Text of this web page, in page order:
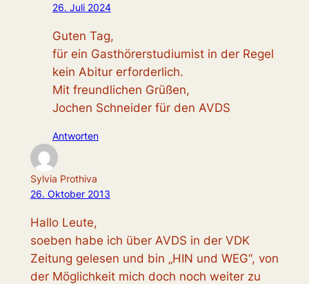
26. Juli 2024
Guten Tag,
für ein Gasthörerstudiumist in der Regel
kein Abitur erforderlich.
Mit freundlichen Grüßen,
Jochen Schneider für den AVDS
Antworten
Sylvia Prothiva
26. Oktober 2013
Hallo Leute,
soeben habe ich über AVDS in der VDK
Zeitung gelesen und bin „HIN und WEG“, von
der Möglichkeit mich doch noch weiter zu